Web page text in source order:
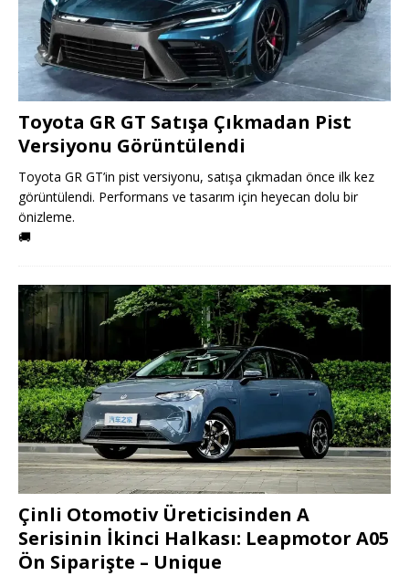
Toyota GR GT Satışa Çıkmadan Pist
Versiyonu Görüntülendi
Toyota GR GT’in pist versiyonu, satışa çıkmadan önce ilk kez
görüntülendi. Performans ve tasarım için heyecan dolu bir
önizleme.
🚚
Çinli Otomotiv Üreticisinden A
Serisinin İkinci Halkası: Leapmotor A05
Ön Siparişte – Unique